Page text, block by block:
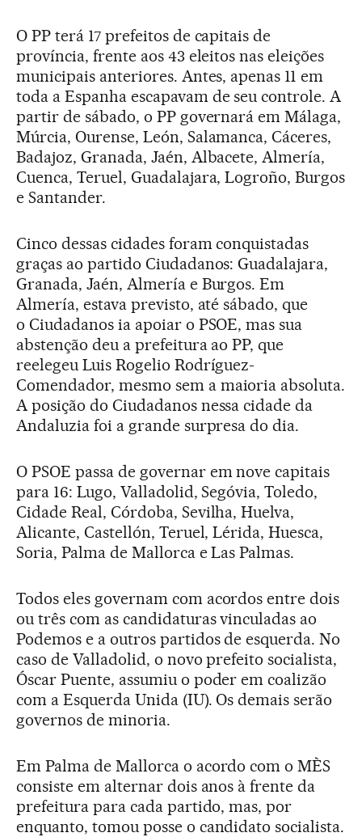
O PP terá 17 prefeitos de capitais de
província, frente aos 43 eleitos nas eleições
municipais anteriores. Antes, apenas 11 em
toda a Espanha escapavam de seu controle. A
partir de sábado, o PP governará em Málaga,
Múrcia, Ourense, León, Salamanca, Cáceres,
Badajoz, Granada, Jaén, Albacete, Almería,
Cuenca, Teruel, Guadalajara, Logroño, Burgos
e Santander.
Cinco dessas cidades foram conquistadas
graças ao partido Ciudadanos: Guadalajara,
Granada, Jaén, Almería e Burgos. Em
Almería, estava previsto, até sábado, que
o Ciudadanos ia apoiar o PSOE, mas sua
abstenção deu a prefeitura ao PP, que
reelegeu Luis Rogelio Rodríguez-
Comendador, mesmo sem a maioria absoluta.
A posição do Ciudadanos nessa cidade da
Andaluzia foi a grande surpresa do dia.
O PSOE passa de governar em nove capitais
para 16: Lugo, Valladolid, Segóvia, Toledo,
Cidade Real, Córdoba, Sevilha, Huelva,
Alicante, Castellón, Teruel, Lérida, Huesca,
Soria, Palma de Mallorca e Las Palmas.
Todos eles governam com acordos entre dois
ou três com as candidaturas vinculadas ao
Podemos e a outros partidos de esquerda. No
caso de Valladolid, o novo prefeito socialista,
Óscar Puente, assumiu o poder em coalizão
com a Esquerda Unida (IU). Os demais serão
governos de minoria.
Em Palma de Mallorca o acordo com o MÈS
consiste em alternar dois anos à frente da
prefeitura para cada partido, mas, por
enquanto, tomou posse o candidato socialista.